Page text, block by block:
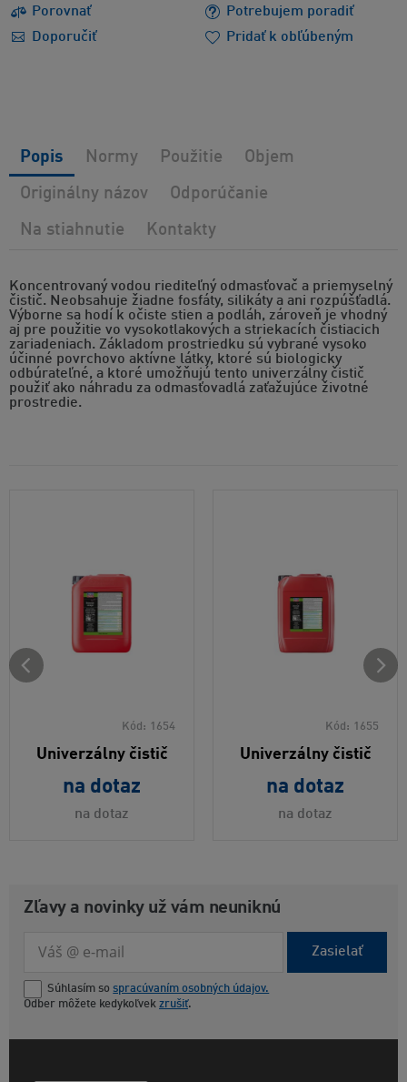
Porovnať
Potrebujem poradiť
Doporučiť
Pridať k obľúbeným
Koncentrovaný vodou riediteľný odmasťovač a priemyselný
čistič. Neobsahuje žiadne fosfáty, silikáty a ani rozpúšťadlá.
Výborne sa hodí k očiste stien a podláh, zároveň je vhodný
aj pre použitie vo vysokotlakových a striekacích čistiacich
zariadeniach. Základom prostriedku sú vybrané vysoko
účinné povrchovo aktívne látky, ktoré sú biologicky
odbúrateľné, a ktoré umožňujú tento univerzálny čistič
použiť ako náhradu za odmasťovadlá zaťažujúce životné
prostredie.
Popis Normy Použitie Objem
Originálny názov Odporúčanie
Na stiahnutie Kontakty
Kód: 1654
Univerzálny čistič
na dotaz
na dotaz
Kód: 1655
Univerzálny čistič
na dotaz
na dotaz
Zľavy a novinky už vám neuniknú
Zasielať
Súhlasím so spracúvaním osobných údajov.
Odber môžete kedykoľvek zrušiť.